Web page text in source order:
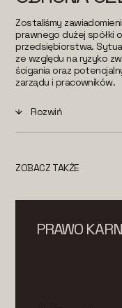
Zostaliśmy
prawnego dużej spółki
przedsiębiorstwa.
ze względu na ryzyko
ścigania oraz
zarządu i pracowników.
Rozwiń
ZOBACZ TAKŻE
PRAWO